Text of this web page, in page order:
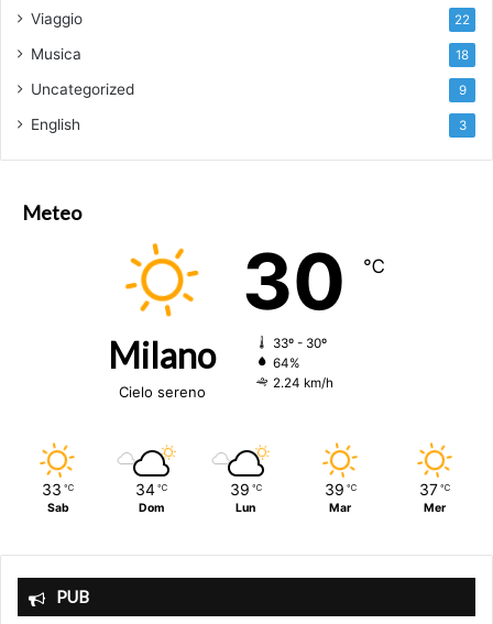
Viaggio 22
Musica 18
Uncategorized 9
English 3
Meteo
Milano
Cielo sereno
30 ℃
33º - 30º
64%
2.24 km/h
33 ℃
Sab
34 ℃
Dom
39 ℃
Lun
39 ℃
Mar
37 ℃
Mer
PUB